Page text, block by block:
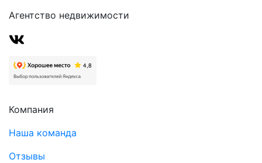
Агентство недвижимости
Компания
Наша команда
Отзывы